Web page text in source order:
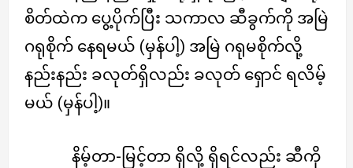
စိတ်ထဲက ပွေ့ပိုက်ပြီး သကာလ ဆီခွက်ကို အမြဲ
ဂရုစိုက် နေရမယ် (မှန်ပါ့) အမြဲ ဂရုမစိုက်လို့
နည်းနည်း ခလုတ်ရှိလည်း ခလုတ် ရှောင် ရလိမ့်
မယ် (မှန်ပါ့)။
နိမ့်တာ-မြင့်တာ ရှိလို့ ရှိရင်လည်း ဆီကို